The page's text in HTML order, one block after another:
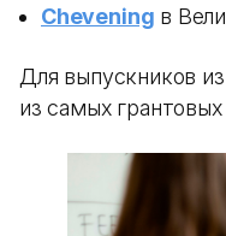
Chevening в
Для выпускников
из самых